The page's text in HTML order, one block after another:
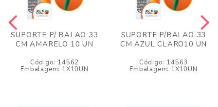
SUPORTE P/ BALAO 33
CM AMARELO 10 UN
Código: 14562
Embalagem: 1X10UN
SUPORTE P/BALAO 33
CM AZUL CLARO10 UN
Código: 14563
Embalagem: 1X10UN